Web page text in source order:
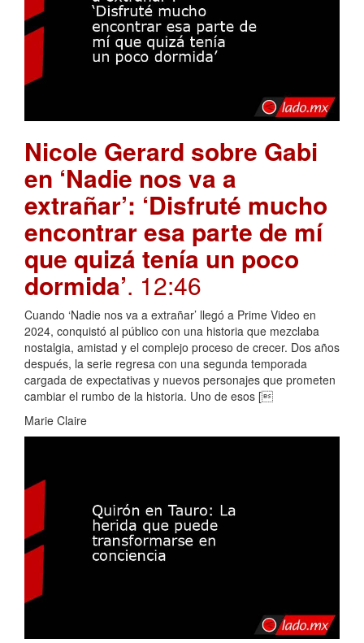
Nicole Gerard sobre Gabi
en ‘Nadie nos va a
extrañar’: ‘Disfruté mucho
encontrar esa parte de mí
que quizá tenía un poco
dormida’. 12:46
Cuando ‘Nadie nos va a extrañar’ llegó a Prime Video en
2024, conquistó al público con una historia que mezclaba
nostalgia, amistad y el complejo proceso de crecer. Dos años
después, la serie regresa con una segunda temporada
cargada de expectativas y nuevos personajes que prometen
cambiar el rumbo de la historia. Uno de esos [
Marie Claire